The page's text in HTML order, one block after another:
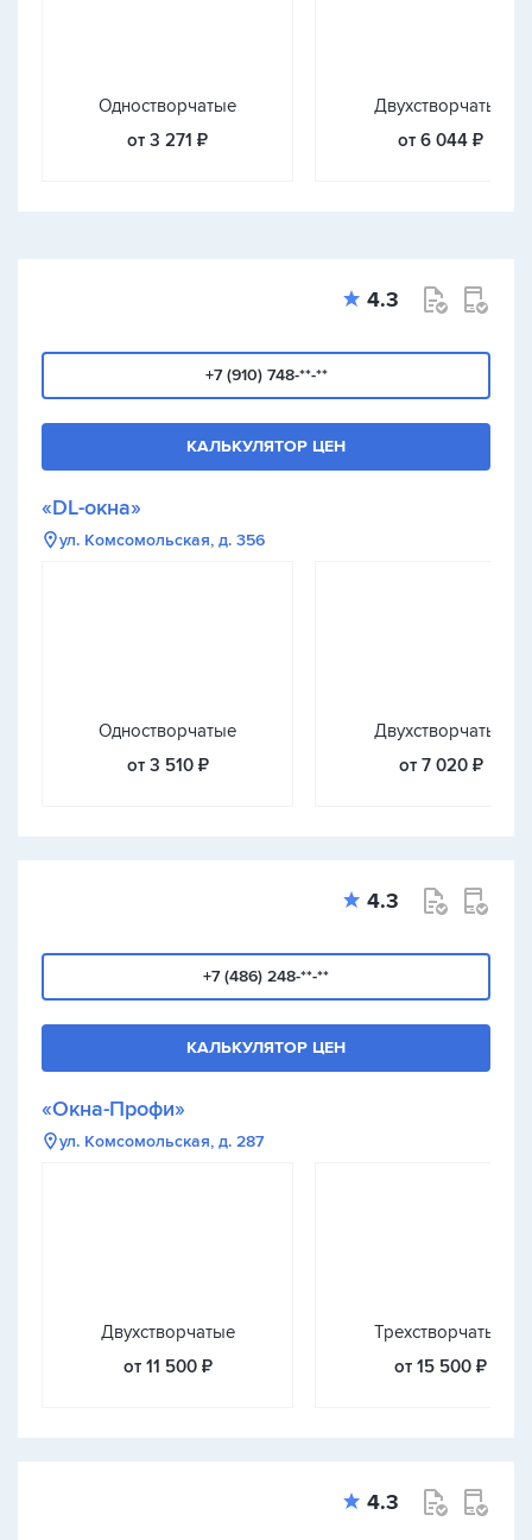
Одностворчатые
от 3 271 ₽
Двухстворчатые
от 6 044 ₽
4.3
+7 (910) 748-**-**
КАЛЬКУЛЯТОР ЦЕН
«DL-окна»
ул. Комсомольская, д. 356
Одностворчатые
от 3 510 ₽
Двухстворчатые
от 7 020 ₽
4.3
+7 (486) 248-**-**
КАЛЬКУЛЯТОР ЦЕН
«Окна-Профи»
ул. Комсомольская, д. 287
Двухстворчатые
от 11 500 ₽
Трехстворчатые
от 15 500 ₽
4.3